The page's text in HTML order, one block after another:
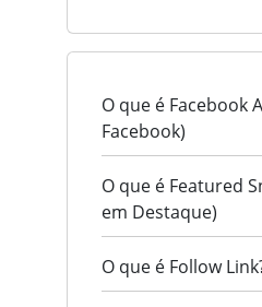
O que é Facebook
Facebook)
O que é Featured
em Destaque)
O que é Follow